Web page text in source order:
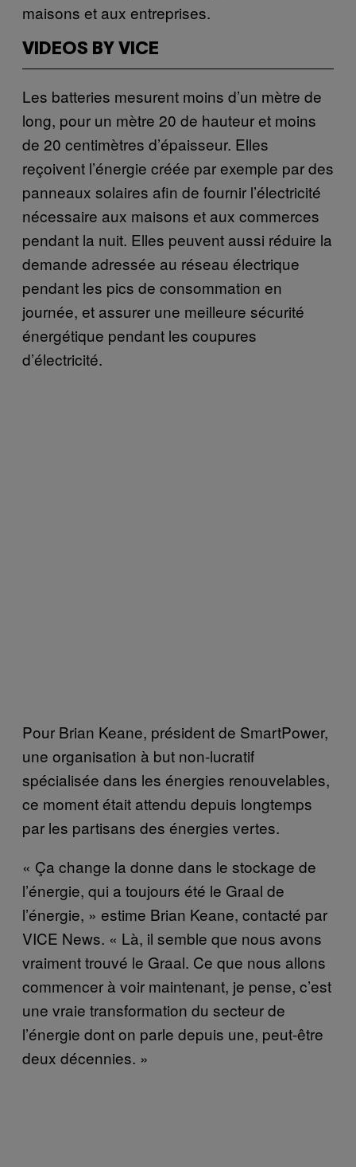
maisons et aux entreprises.
VIDEOS BY VICE
Les batteries mesurent moins d’un mètre de
long, pour un mètre 20 de hauteur et moins
de 20 centimètres d’épaisseur. Elles
reçoivent l’énergie créée par exemple par des
panneaux solaires afin de fournir l’électricité
nécessaire aux maisons et aux commerces
pendant la nuit. Elles peuvent aussi réduire la
demande adressée au réseau électrique
pendant les pics de consommation en
journée, et assurer une meilleure sécurité
énergétique pendant les coupures
d’électricité.
Pour Brian Keane, président de SmartPower,
une organisation à but non-lucratif
spécialisée dans les énergies renouvelables,
ce moment était attendu depuis longtemps
par les partisans des énergies vertes.
« Ça change la donne dans le stockage de
l’énergie, qui a toujours été le Graal de
l’énergie, » estime Brian Keane, contacté par
VICE News. « Là, il semble que nous avons
vraiment trouvé le Graal. Ce que nous allons
commencer à voir maintenant, je pense, c’est
une vraie transformation du secteur de
l’énergie dont on parle depuis une, peut-être
deux décennies. »